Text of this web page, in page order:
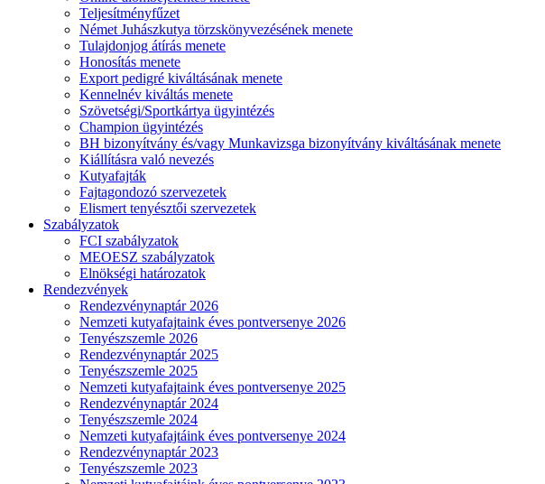
Teljesítményfűzet
Német Juhászkutya törzskönyvezésének menete
Tulajdonjog átírás menete
Honosítás menete
Export pedigré kiváltásának menete
Kennelnév kiváltás menete
Szövetségi/Sportkártya ügyintézés
Champion ügyintézés
BH bizonyítvány és/vagy Munkavizsga bizonyítvány kiváltásának menete
Kiállításra való nevezés
Kutyafajták
Fajtagondozó szervezetek
Elismert tenyésztői szervezetek
Szabályzatok
FCI szabályzatok
MEOESZ szabályzatok
Elnökségi határozatok
Rendezvények
Rendezvénynaptár 2026
Nemzeti kutyafajtaink éves pontversenye 2026
Tenyészszemle 2026
Rendezvénynaptár 2025
Tenyészszemle 2025
Nemzeti kutyafajtaink éves pontversenye 2025
Rendezvénynaptár 2024
Tenyészszemle 2024
Nemzeti kutyafajtáink éves pontversenye 2024
Rendezvénynaptár 2023
Tenyészszemle 2023